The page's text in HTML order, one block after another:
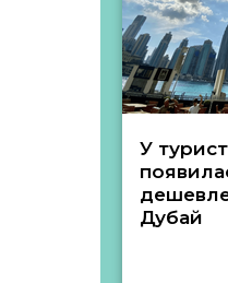
У
Дубай